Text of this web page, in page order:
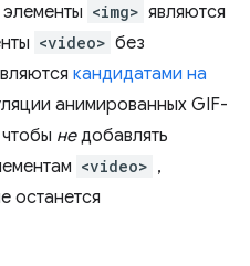
элементы <img> являются
<video> без
кандидатами на
анимированных GIF-
недобавлять
<video> ,
останется